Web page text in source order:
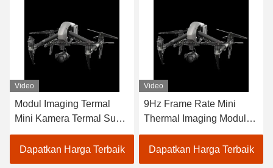
Video
Modul Imaging Termal
Mini Kamera Termal Suhu
Tubuh -20C 50C Frame
Rate 9Hz untuk
Merampingkan Bisnis
Dapatkan Harga Terbaik
Video
9Hz Frame Rate Mini
Thermal Imaging Module
±2% Akurasi Jangkauan
Spektral 8-14μm Untuk
Aplikasi Industri
Dapatkan Harga Terbaik